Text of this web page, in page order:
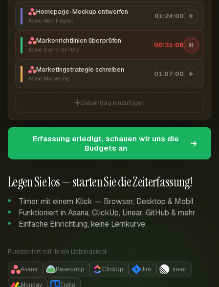
Legen Sie los — starten Sie die Zeiterfassung!
Timer mit einem Klick — Browser, Desktop & Mobil
Funktioniert in Asana, ClickUp, Linear, GitHub & mehr
Einfache Einrichtung, keine Lernkurve
Funktioniert mit Ihrem Lieblingstool:
Asana Basecamp ClickUp Jira Linear
Monday Trello
Homepage-Mockup entwerfen
Acme Web Project
01:24:00
Markenrichtlinien überprüfen
Acme Brand Identity
00:31:07
Marketingstrategie schreiben
Acme Marketing
01:07:00
Zeiteintrag hinzufügen
Erfassung erledigt, schauen wir uns die
Budgets an